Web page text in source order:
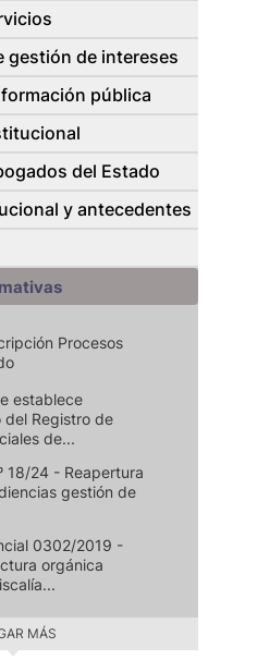
gestión de intereses
pública
del Estado
y antecedentes
Procesos
establece
Registro de
de...
18/24 - Reapertura
gestión de
0302/2019 -
orgánica
MÁS